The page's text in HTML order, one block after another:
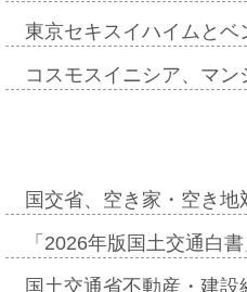
東京セキスイハイムと
コスモスイニシア、マ
国交省、空き家・空き
「2026年版国土交通白
国土交通省不動産・建